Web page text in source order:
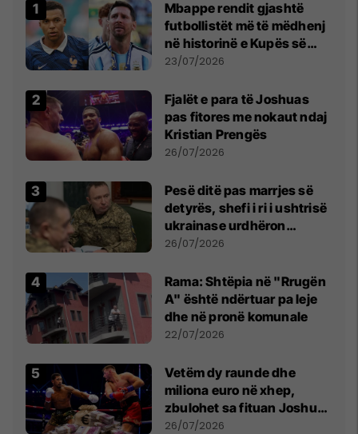
Mbappe rendit gjashtë
futbollistët më të mëdhenj
në historinë e Kupës së
Botës, Messi mbetet i dyti
23/07/2026
Fjalët e para të Joshuas
pas fitores me nokaut ndaj
Kristian Prengës
26/07/2026
Pesë ditë pas marrjes së
detyrës, shefi i ri i ushtrisë
ukrainase urdhëron
kontroll të madh
26/07/2026
Rama: Shtëpia në "Rrugën
A" është ndërtuar pa leje
dhe në pronë komunale
22/07/2026
Vetëm dy raunde dhe
miliona euro në xhep,
zbulohet sa fituan Joshua
e Prenga
26/07/2026